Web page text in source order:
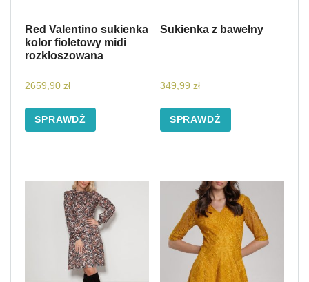
Red Valentino sukienka
kolor fioletowy midi
rozkloszowana
2659,90 zł
SPRAWDŹ
Sukienka z bawełny
349,99 zł
SPRAWDŹ